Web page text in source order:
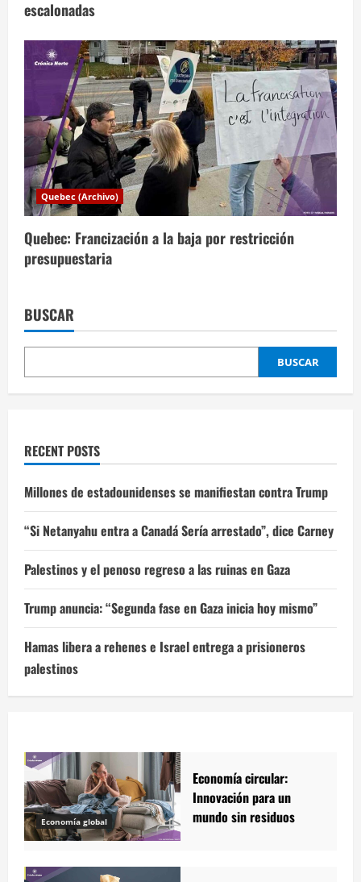
escalonadas
Quebec (Archivo)
Quebec: Francización a la baja por restricción
presupuestaria
BUSCAR
BUSCAR
RECENT POSTS
Millones de estadounidenses se manifiestan contra Trump
“Si Netanyahu entra a Canadá Sería arrestado”, dice Carney
Palestinos y el penoso regreso a las ruinas en Gaza
Trump anuncia: “Segunda fase en Gaza inicia hoy mismo”
Hamas libera a rehenes e Israel entrega a prisioneros
palestinos
Economía global
Economía circular:
Innovación para un
mundo sin residuos